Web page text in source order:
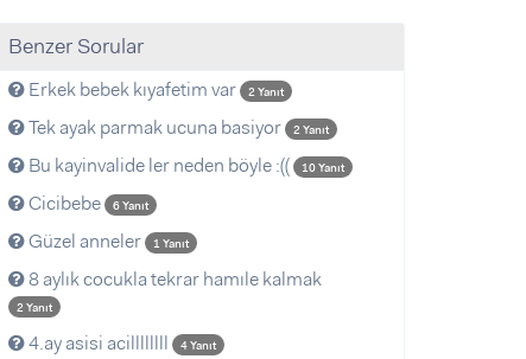
Benzer Sorular
Erkek bebek kıyafetim var 2 Yanıt
Tek ayak parmak ucuna basiyor 2 Yanıt
Bu kayinvalide ler neden böyle :(( 10 Yanıt
Cicibebe 6 Yanıt
Güzel anneler 1 Yanıt
8 aylık cocukla tekrar hamıle kalmak
2 Yanıt
4.ay asisi acillllllll 4 Yanıt